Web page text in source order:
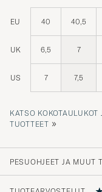
EU 40 40,5
UK 6,5 7
US 7 7,5
KATSO
TUOTTEET »
PESUOHJEET JA MUUT